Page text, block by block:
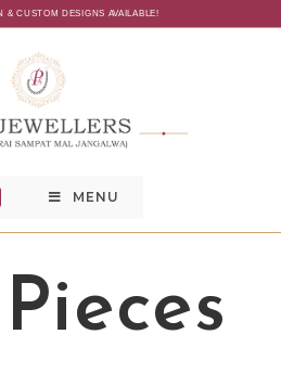
& CUSTOM DESIGNS AVAILABLE!
MENU